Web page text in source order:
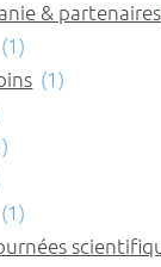
& partenaires
(1)
(1)
(1)